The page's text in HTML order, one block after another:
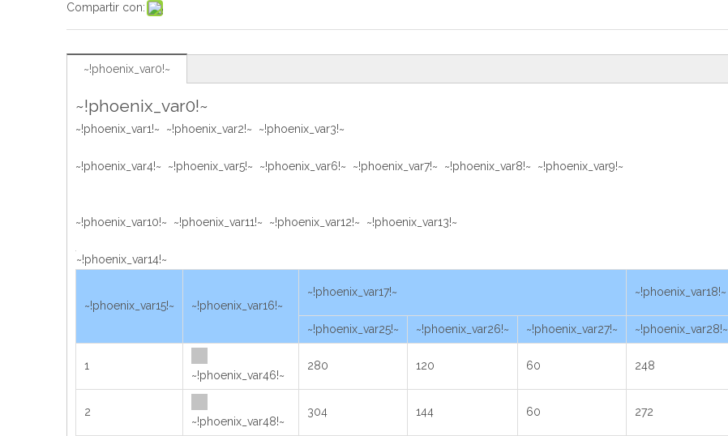
Compartir con:
~!phoenix_var0!~
~!phoenix_var0!~
~!phoenix_var1!~ ~!phoenix_var2!~ ~!phoenix_var3!~
~!phoenix_var4!~ ~!phoenix_var5!~ ~!phoenix_var6!~ ~!phoenix_var7!~ ~!phoenix_var8!~ ~!phoenix_var9!~
~!phoenix_var10!~ ~!phoenix_var11!~ ~!phoenix_var12!~ ~!phoenix_var13!~
~!phoenix_var14!~
~!phoenix_var15!~ ~!phoenix_var16!~
~!phoenix_var17!~ ~!phoenix_var18!~
~!phoenix_var25!~ ~!phoenix_var26!~ ~!phoenix_var27!~ ~!phoenix_var28!~
1
~!phoenix_var46!~
280 120 60 248
2
~!phoenix_var48!~
304 144 60 272